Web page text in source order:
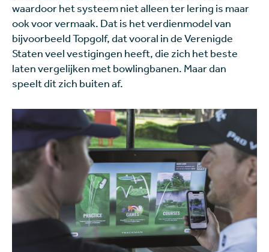
waardoor het systeem niet alleen ter lering is maar
ook voor vermaak. Dat is het verdienmodel van
bijvoorbeeld Topgolf, dat vooral in de Verenigde
Staten veel vestigingen heeft, die zich het beste
laten vergelijken met bowlingbanen. Maar dan
speelt dit zich buiten af.